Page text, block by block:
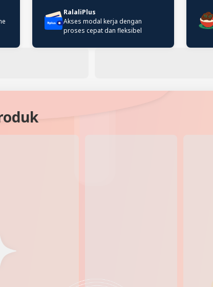
RalaliPlus
Akses modal kerja dengan
proses cepat dan fleksibel